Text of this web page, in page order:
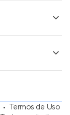
Termos de Uso